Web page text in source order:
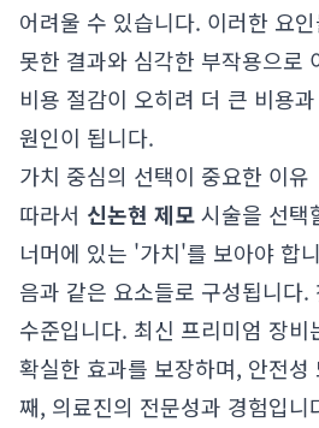
어려울 수 있습니다. 이러한 요
못한 결과와 심각한 부작용으로
비용 절감이 오히려 더 큰 비용
원인이 됩니다.
가치 중심의 선택이 중요한 이유
따라서 신논현 제모시술을 선택
너머에 있는 '가치'를 보아야 합
음과 같은 요소들로 구성됩니다.
수준입니다. 최신 프리미엄 장비
확실한 효과를 보장하며, 안전성
째, 의료진의 전문성과 경험입니